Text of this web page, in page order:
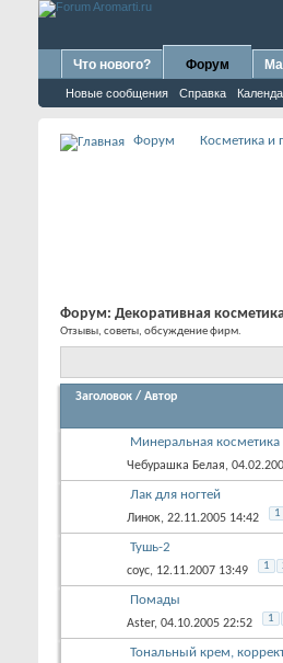
Что нового? Форум
Новые сообщения Справка
Форум Косметика и
Форум: Декоративная
Отзывы, советы, обсуждение фирм.
Заголовок / Автор
Минеральная косметика
Чебурашка Белая,
Лак для ногтей
Линок, 22.11.2005 14:42 1
Тушь-2
соус, 12.11.2007 13:49 1
Помады
Aster, 04.10.2005 22:52 1
Тональный крем,